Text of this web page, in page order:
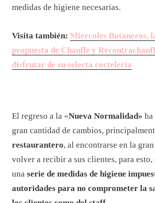
medidas de higiene necesarias.
Visita también: Miércoles Botaneros,
propuesta de Chanfle y
disfrutar de su selecta coctelería
El regreso a la «Nueva Normalidad» ha
gran cantidad de cambios,
restaurantero, al encontrarse en la
volver a recibir a sus clientes, para esto,
una serie de medidas de higiene
autoridades para no comprometer la